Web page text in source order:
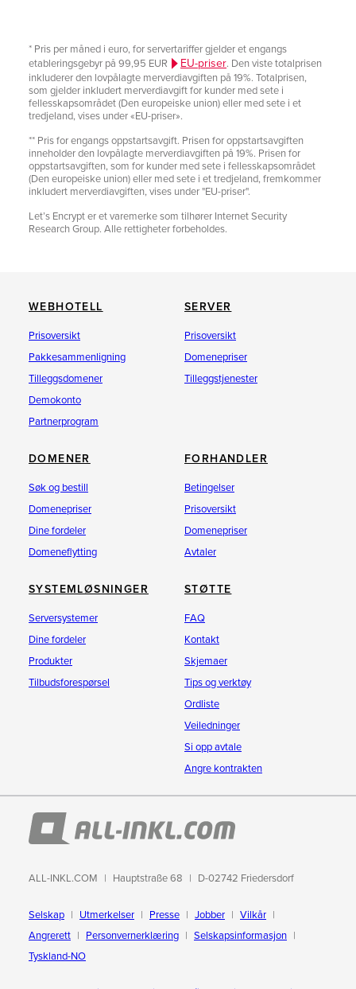
* Pris per måned i euro, for servertariffer gjelder et engangs
etableringsgebyr på 99,95 EUR
EU-priser. Den viste totalprisen
inkluderer den lovpålagte merverdiavgiften på 19%. Totalprisen,
som gjelder inkludert merverdiavgift for kunder med sete i
fellesskapsområdet (Den europeiske union) eller med sete i et
tredjeland, vises under «EU-priser».
** Pris for engangs oppstartsavgift. Prisen for oppstartsavgiften
inneholder den lovpålagte merverdiavgiften på 19%. Prisen for
oppstartsavgiften, som for kunder med sete i fellesskapsområdet
(Den europeiske union) eller med sete i et tredjeland, fremkommer
inkludert merverdiavgiften, vises under "EU-priser".
Let’s Encrypt er et varemerke som tilhører Internet Security
Research Group. Alle rettigheter forbeholdes.
WEBHOTELL
Prisoversikt
Pakkesammenligning
Tilleggsdomener
Demokonto
Partnerprogram
SERVER
Prisoversikt
Domenepriser
Tilleggstjenester
DOMENER
Søk og bestill
Domenepriser
Dine fordeler
Domeneflytting
FORHANDLER
Betingelser
Prisoversikt
Domenepriser
Avtaler
SYSTEMLØSNINGER
Serversystemer
Dine fordeler
Produkter
Tilbudsforespørsel
STØTTE
FAQ
Kontakt
Skjemaer
Tips og verktøy
Ordliste
Veiledninger
Si opp avtale
Angre kontrakten
ALL-INKL.COM Hauptstraße 68 D-02742 Friedersdorf
Selskap Utmerkelser Presse Jobber
Vilkår
Angrerett
Personvernerklæring
Selskapsinformasjon
Tyskland-NO